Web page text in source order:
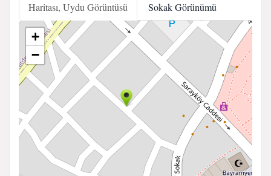
Haritası, Uydu Görüntüsü Sokak Görünümü
+
−